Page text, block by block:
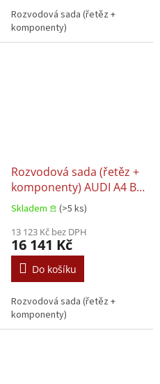
Rozvodová sada (řetěz +
komponenty)
Rozvodová sada (řetěz +
komponenty) AUDI A4 B7,
Audi A6 ALLROAD C6,
Audi A6 C6, Audi A8 D3,
Audi Q7 VW PHAETON,
Volkswagen TOUAREG
2.7D/3.0D/4.0D 05.2003–
08.2011
Skladem 𖠿 (>5 ks)
13 123 Kč bez DPH
16 141 Kč
Do košíku
Rozvodová sada (řetěz +
komponenty)